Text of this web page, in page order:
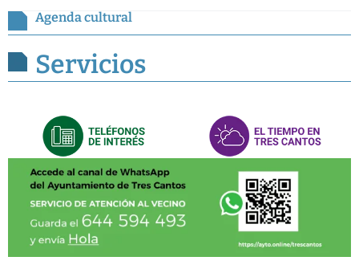
Agenda cultural
Servicios